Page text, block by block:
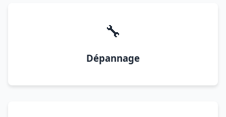
🔧
Dépannage